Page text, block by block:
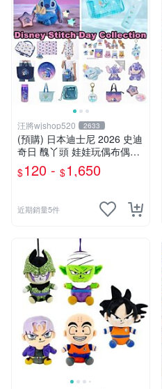
汪將wjshop520 2633
(預購) 日本迪士尼 2026 史迪
奇日 醜丫頭 娃娃玩偶布偶吊
飾鑰匙圈 涼毯 托特包置物包
購物袋 毛巾貼紙公仔盲盒
$120 - $1,650
近期銷量5件